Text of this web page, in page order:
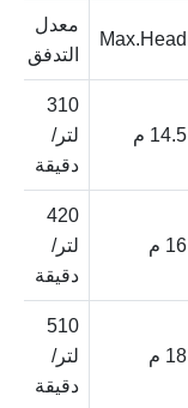
Max.Head
معدل
التدفق
14.5 م
310
لتر/
دقيقة
16 م
420
لتر/
دقيقة
18 م
510
لتر/
دقيقة